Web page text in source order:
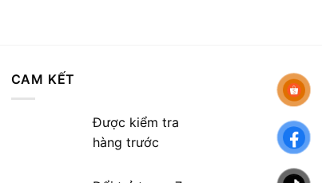
CAM KẾT
Được kiểm tra
hàng trước